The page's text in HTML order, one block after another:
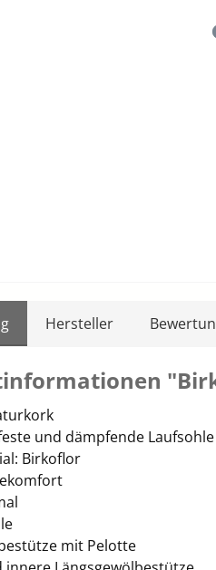
Hersteller
und dämpfende Laufsohle
Birkoflor
mit Pelotte